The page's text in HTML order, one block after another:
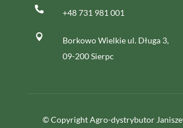
 +48 731 981 001

Borkowo Wielkie ul. Długa 3,
09-200 Sierpc
© Copyright Agro-dystrybutor